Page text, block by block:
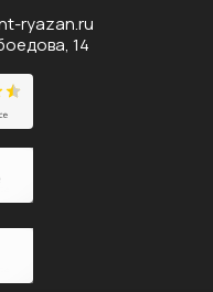
ryazan.ru
14